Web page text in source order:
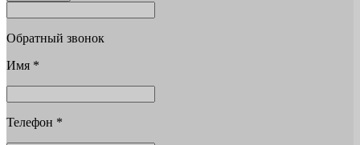
Обратный звонок
Имя *
Телефон *